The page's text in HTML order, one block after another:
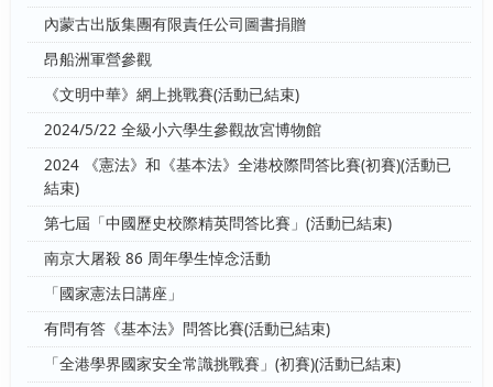
內蒙古出版集團有限責任公司圖書捐贈
昂船洲軍營參觀
《文明中華》網上挑戰賽(活動已結束)
2024/5/22 全級小六學生參觀故宮博物館
2024 《憲法》和《基本法》全港校際問答比賽(初賽)(活動已
結束)
第七屆「中國歷史校際精英問答比賽」(活動已結束)
南京大屠殺 86 周年學生悼念活動
「國家憲法日講座」
有問有答《基本法》問答比賽(活動已結束)
「全港學界國家安全常識挑戰賽」(初賽)(活動已結束)